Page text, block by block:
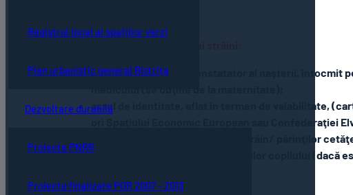
Registrul local al spațiilor verzi
Plan urbanistic general Bistrița
Dezvoltare durabilă
Proiecte PNRR
Proiecte finalizate POR 2007 - 2013
certificatul medical constatator al naşterii, întocmit
actul de identitate, aflat în termen de valabilitate,
ori Spaţiului Economic European sau Confederaţiei
paşaportul părintelui cetăţean străin/ părinţilor
certificatul de căsătorie al părinţilor copilului (dacă
– România,